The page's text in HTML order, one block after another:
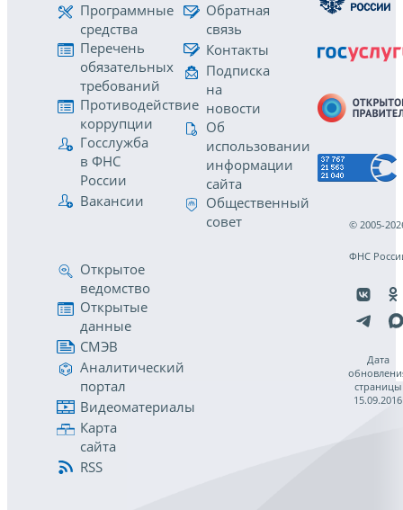
Программные
средства
Перечень
обязательных
требований
Противодействие
коррупции
Госслужба
в ФНС
России
Вакансии
Обратная
связь
Контакты
Подписка
на
новости
Об
использовании
информации
сайта
Общественный
совет
Открытое
ведомство
Открытые
данные
СМЭВ
Аналитический
портал
Видеоматериалы
Карта
сайта
RSS
© 2005-
ФНС
Дата
страницы
15.09.2016